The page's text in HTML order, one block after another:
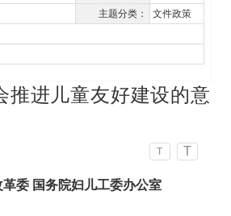
主题分类：
文件政策
推进儿童友好建设的意
T T
委 国务院妇儿工委办公室